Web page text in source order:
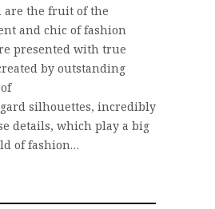
are the fruit of the
and chic of fashion
presented with true
by outstanding
silhouettes, incredibly
details, which play a big
of fashion…